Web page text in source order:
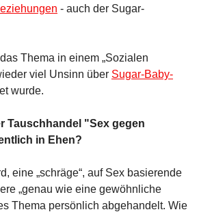
- auch der Sugar-
Thema in einem „Sozialen
viel Unsinn über Sugar-Baby-
wurde.
Tauschhandel "Sex gegen
in Ehen?
eine „schräge“, auf Sex basierende
„genau wie eine gewöhnliche
Thema persönlich abgehandelt. Wie